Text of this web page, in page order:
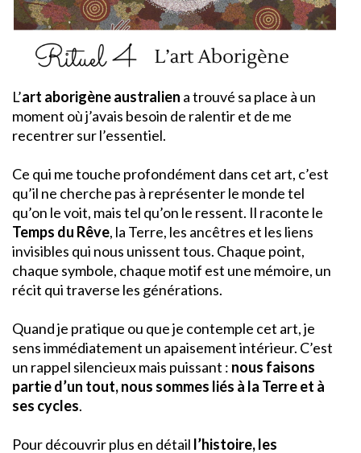
L’art aborigène australien a trouvé sa place à un
moment où j’avais besoin de ralentir et de me
recentrer sur l’essentiel.
Ce qui me touche profondément dans cet art, c’est
qu’il ne cherche pas à représenter le monde tel
qu’on le voit, mais tel qu’on le ressent. Il raconte le
Temps du Rêve, la Terre, les ancêtres et les liens
invisibles qui nous unissent tous. Chaque point,
chaque symbole, chaque motif est une mémoire, un
récit qui traverse les générations.
Quand je pratique ou que je contemple cet art, je
sens immédiatement un apaisement intérieur. C’est
un rappel silencieux mais puissant : nous faisons
partie d’un tout, nous sommes liés à la Terre et à
ses cycles.
Pour découvrir plus en détail l’histoire, les